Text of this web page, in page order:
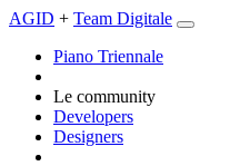
AGID + Team Digitale
Piano Triennale
Le community
Developers
Designers